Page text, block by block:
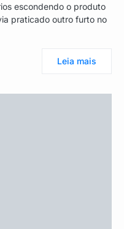
escondendo o produto
praticado outro furto no
Leia mais